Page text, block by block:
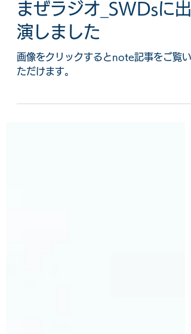
2026/7/6・13 NPO
法人ソーシャルデザイ
ンワークス様のごちゃ
まぜラジオ_SWDsに出
演しました